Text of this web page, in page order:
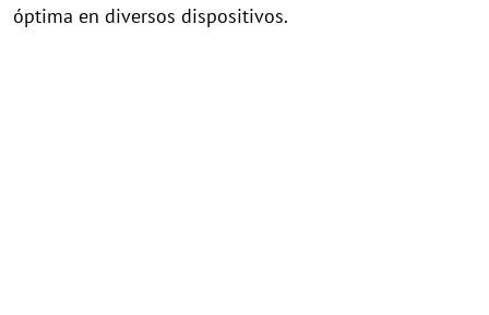
óptima en diversos dispositivos.